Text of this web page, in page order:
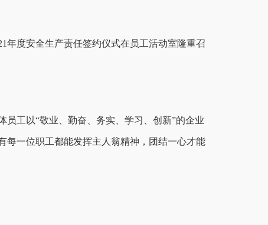
年度安全生产责任签约仪式在员工活动室隆重召
工以“敬业、勤奋、务实、学习、创新”的企业
每一位职工都能发挥主人翁精神，团结一心才能